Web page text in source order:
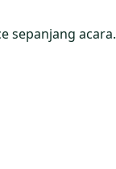
sepanjang acara.